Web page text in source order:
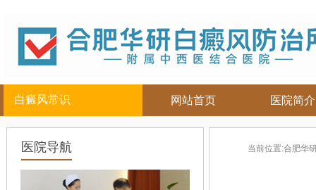
白癜风常识
儿童
网站首页 医院简介
医院导航 当前位置:合肥华